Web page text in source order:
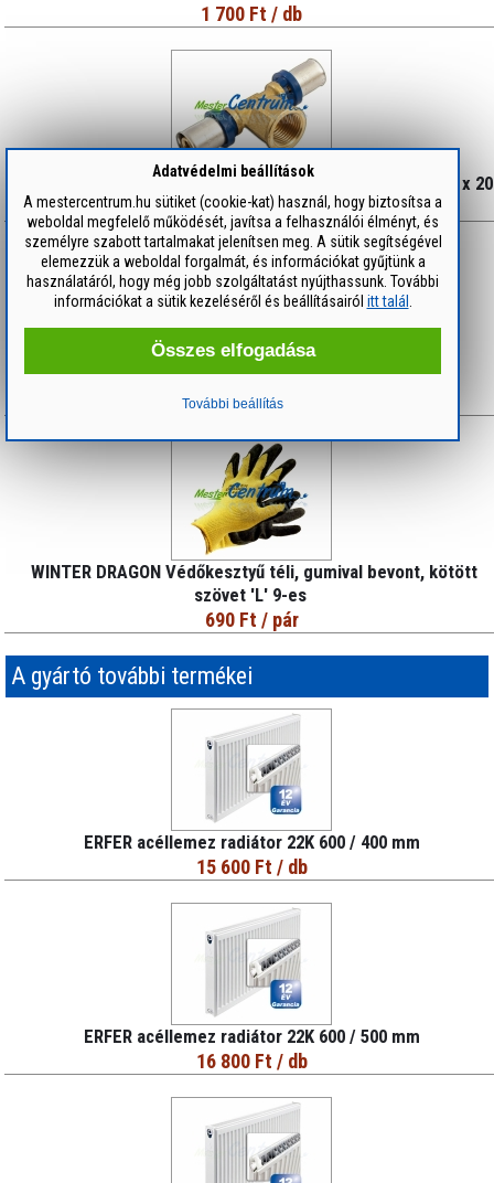
Adatvédelmi beállítások
A mestercentrum.hu sütiket (cookie-kat) használ, hogy biztosítsa a
weboldal megfelelő működését, javítsa a felhasználói élményt, és
személyre szabott tartalmakat jelenítsen meg. A sütik segítségével
elemezzük a weboldal forgalmát, és információkat gyűjtünk a
használatáról, hogy még jobb szolgáltatást nyújthassunk. További
információkat a sütik kezeléséről és beállításairól itt talál
Összes elfogadása
További beállítás
1 700 Ft / db
GENERAL-FITTINGS Press T-idom belső menetes 20 x 3/4" x 20
3 700 Ft/ db
GENERAL-FITTINGS Réz karmantyú 1/2"
700 Ft/ db
WINTER DRAGON Védőkesztyű téli, gumival bevont, kötött
szövet 'L' 9-es
690 Ft / pár
A gyártó további termékei
ERFER acéllemez radiátor 22K 600 / 400 mm
15 600 Ft / db
ERFER acéllemez radiátor 22K 600 / 500 mm
16 800 Ft / db